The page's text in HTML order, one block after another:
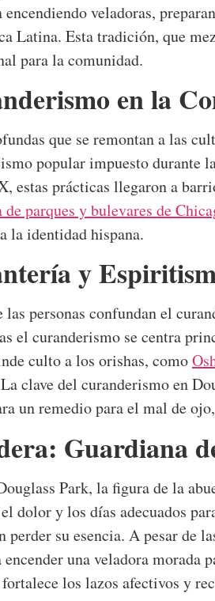
veladoras,
Latina. Esta tradición, que
para la comunidad.
en la
que se remontan a las
popular impuesto durante
estas prácticas llegaron a
de parques y bulevares de
la identidad hispana.
y
las personas confundan el
el curanderismo se centra
culto a los orishas, como
clave del curanderismo en
un remedio para el mal de
Guardiana
Park, la figura de la
dolor y los días adecuados
perder su esencia. A pesar de
una veladora morada
los lazos afectivos y